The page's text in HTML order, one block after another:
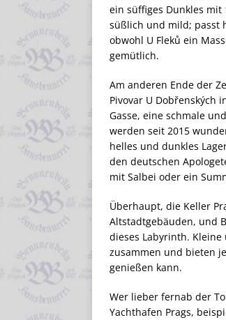
ein süffiges Dunkles mit
süßlich und mild; passt
obwohl U Fleků ein
gemütlich.
Am anderen Ende der
Pivovar U Dobřenských
Gasse, eine schmale
werden seit 2015
helles und dunkles
den deutschen
mit Salbei oder ein
Überhaupt, die Keller
Altstadtgebäuden, und
dieses Labyrinth.
zusammen und bieten
genießen kann.
Wer lieber fernab der
Yachthafen Prags,